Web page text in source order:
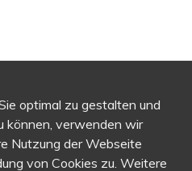
optimal zu gestalten und
können, verwenden wir
Nutzung der Webseite
von Cookies zu. Weitere